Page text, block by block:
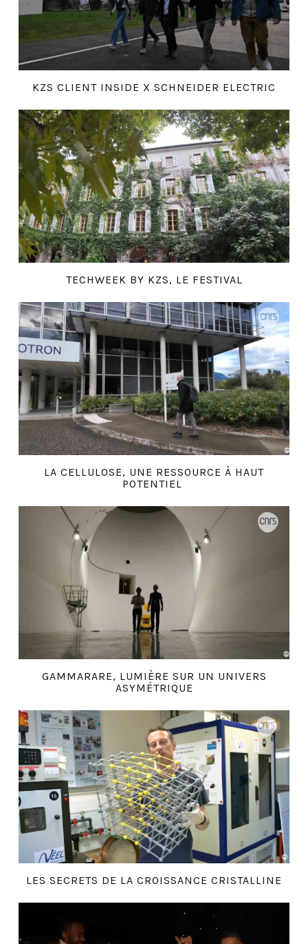
KZS CLIENT INSIDE X SCHNEIDER ELECTRIC
TECHWEEK BY KZS, LE FESTIVAL
LA CELLULOSE, UNE RESSOURCE À HAUT
POTENTIEL
GAMMARARE, LUMIÈRE SUR UN UNIVERS
ASYMÉTRIQUE
LES SECRETS DE LA CROISSANCE CRISTALLINE